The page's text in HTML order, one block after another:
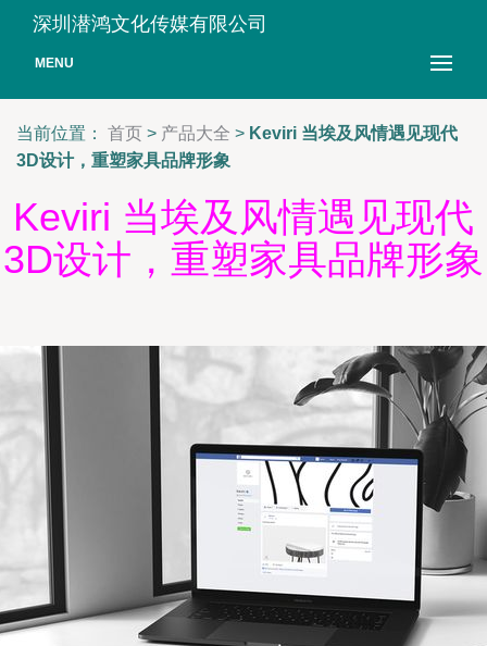
深圳潜鸿文化传媒有限公司
MENU
当前位置： 首页 > 产品大全 > Keviri 当埃及风情遇见现代
3D设计，重塑家具品牌形象
Keviri 当埃及风情遇见现代
3D设计，重塑家具品牌形象